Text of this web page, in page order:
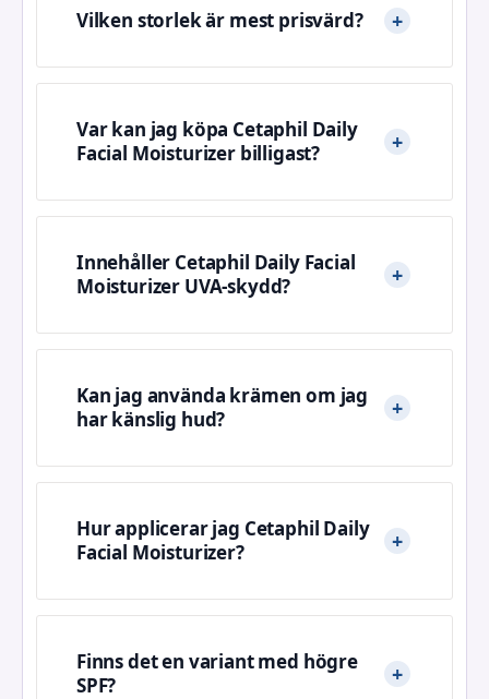
Vilken storlek är mest prisvärd?
Var kan jag köpa Cetaphil Daily
Facial Moisturizer billigast?
Innehåller Cetaphil Daily Facial
Moisturizer UVA-skydd?
Kan jag använda krämen om jag
har känslig hud?
Hur applicerar jag Cetaphil Daily
Facial Moisturizer?
Finns det en variant med högre
SPF?